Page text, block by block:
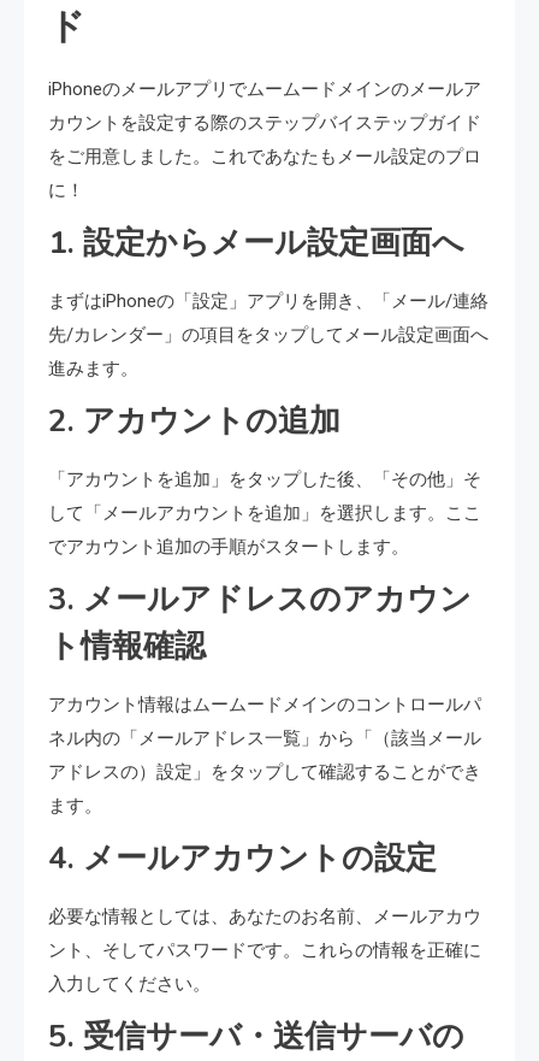
ド
iPhoneのメールアプリでムームードメインのメールア
カウントを設定する際のステップバイステップガイド
をご用意しました。これであなたもメール設定のプロ
に！
1. 設定からメール設定画面へ
まずはiPhoneの「設定」アプリを開き、「メール/連絡
先/カレンダー」の項目をタップしてメール設定画面へ
進みます。
2. アカウントの追加
「アカウントを追加」をタップした後、「その他」そ
して「メールアカウントを追加」を選択します。ここ
でアカウント追加の手順がスタートします。
3. メールアドレスのアカウン
ト情報確認
アカウント情報はムームードメインのコントロールパ
ネル内の「メールアドレス一覧」から「（該当メール
アドレスの）設定」をタップして確認することができ
ます。
4. メールアカウントの設定
必要な情報としては、あなたのお名前、メールアカウ
ント、そしてパスワードです。これらの情報を正確に
入力してください。
5. 受信サーバ・送信サーバの